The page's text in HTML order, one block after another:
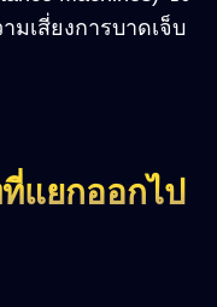
เสี่ยงการบาดเจ็บ
ที่แยกออกไป